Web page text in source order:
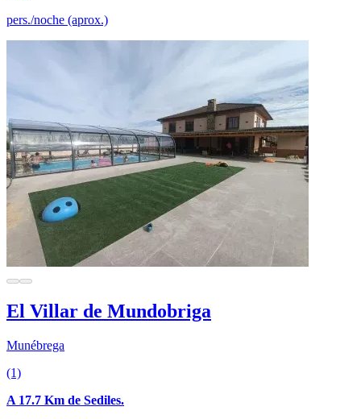
pers./noche (aprox.)
El Villar de Mundobriga
Munébrega
(1)
A 17.7 Km de Sediles.